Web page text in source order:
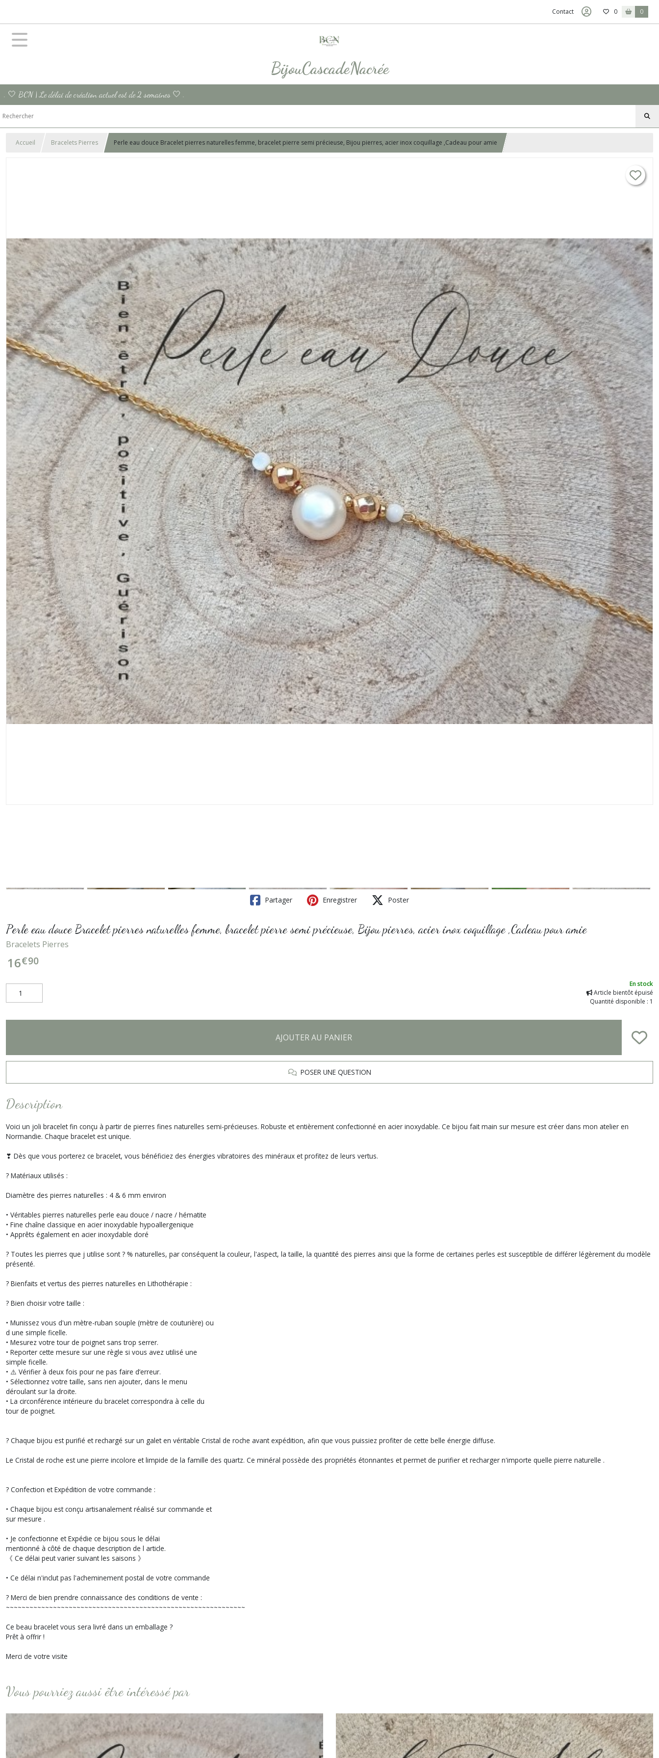
Contact 0 0
BijouCascadeNacrée
. 🤍 BCN | Le délai de création actuel est de 2 semaines 🤍 .
Accueil Bracelets Pierres Perle eau douce Bracelet pierres naturelles femme, bracelet pierre semi précieuse, Bijou pierres, acier inox coquillage ,Cadeau pour amie
Partager Enregistrer Poster
Perle eau douce Bracelet pierres naturelles femme, bracelet pierre semi précieuse, Bijou pierres, acier inox coquillage ,Cadeau pour amie
Bracelets Pierres
16€90
En stock
Article bientôt épuisé
Quantité disponible : 1
AJOUTER AU PANIER
POSER UNE QUESTION
Description
Voici un joli bracelet fin conçu à partir de pierres fines naturelles semi-précieuses. Robuste et entièrement confectionné en acier inoxydable. Ce bijou fait main sur mesure est créer dans mon atelier en
Normandie. Chaque bracelet est unique.
❣ Dès que vous porterez ce bracelet, vous bénéficiez des énergies vibratoires des minéraux et profitez de leurs vertus.
? Matériaux utilisés :
Diamètre des pierres naturelles : 4 & 6 mm environ
• Véritables pierres naturelles perle eau douce / nacre / hématite
• Fine chaîne classique en acier inoxydable hypoallergenique
• Apprêts également en acier inoxydable doré
? Toutes les pierres que j utilise sont ? % naturelles, par conséquent la couleur, l'aspect, la taille, la quantité des pierres ainsi que la forme de certaines perles est susceptible de différer légèrement du modèle
présenté.
? Bienfaits et vertus des pierres naturelles en Lithothérapie :
? Bien choisir votre taille :
• Munissez vous d'un mètre-ruban souple (mètre de couturière) ou
d une simple ficelle.
• Mesurez votre tour de poignet sans trop serrer.
• Reporter cette mesure sur une règle si vous avez utilisé une
simple ficelle.
• ⚠️ Vérifier à deux fois pour ne pas faire d’erreur.
• Sélectionnez votre taille, sans rien ajouter, dans le menu
déroulant sur la droite.
• La circonférence intérieure du bracelet correspondra à celle du
tour de poignet.
? Chaque bijou est purifié et rechargé sur un galet en véritable Cristal de roche avant expédition, afin que vous puissiez profiter de cette belle énergie diffuse.
Le Cristal de roche est une pierre incolore et limpide de la famille des quartz. Ce minéral possède des propriétés étonnantes et permet de purifier et recharger n'importe quelle pierre naturelle .
? Confection et Expédition de votre commande :
• Chaque bijou est conçu artisanalement réalisé sur commande et
sur mesure .
• Je confectionne et Expédie ce bijou sous le délai
mentionné à côté de chaque description de l article.
《 Ce délai peut varier suivant les saisons 》
• Ce délai n'inclut pas l'acheminement postal de votre commande
? Merci de bien prendre connaissance des conditions de vente :
~~~~~~~~~~~~~~~~~~~~~~~~~~~~~~~~~~~~~~~~~~~~~~~~~~~~~~~~~~~~~
Ce beau bracelet vous sera livré dans un emballage ?
Prêt à offrir !
Merci de votre visite
Vous pourriez aussi être intéressé par